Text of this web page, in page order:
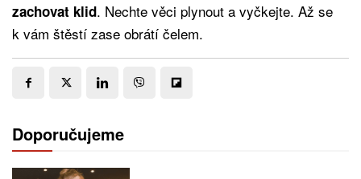
zachovat klid. Nechte věci plynout a vyčkejte. Až se
k vám štěstí zase obrátí čelem.
Doporučujeme